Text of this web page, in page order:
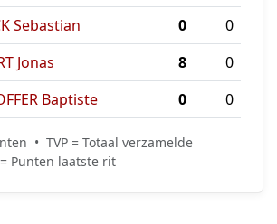
Sebastian
0
0
Jonas
8
0
Baptiste
0 0
• TVP = Totaal verzamelde
Punten laatste rit